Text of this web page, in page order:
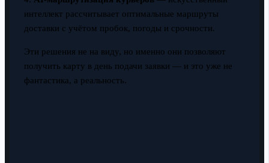
интеллект рассчитывает оптимальные маршруты
доставки с учётом пробок, погоды и срочности.
Эти решения не на виду, но именно они позволяют
получить карту в день подачи заявки — и это уже не
фантастика, а реальность.